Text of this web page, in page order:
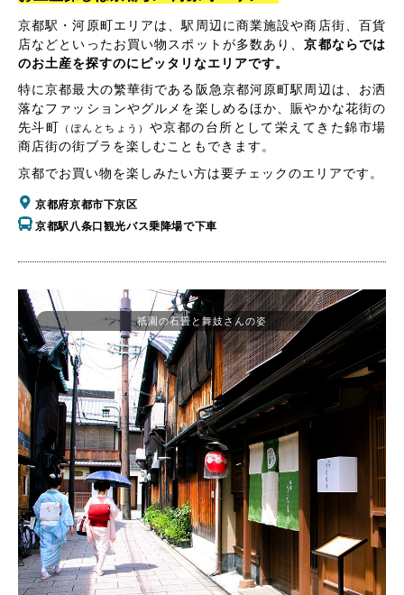
京都駅・河原町エリアは、駅周辺に商業施設や商店街、百貨
店などといったお買い物スポットが多数あり、京都ならでは
のお土産を探すのにピッタリなエリアです。
特に京都最大の繁華街である阪急京都河原町駅周辺は、お洒
落なファッションやグルメを楽しめるほか、賑やかな花街の
先斗町
（ぽんとちょう） や京都の台所として栄えてきた錦市場
商店街の街ブラを楽しむこともできます。
京都でお買い物を楽しみたい方は要チェックのエリアです。
京都府京都市下京区
京都駅八条口観光バス乗降場で下車
祇園の石畳と舞妓さんの姿